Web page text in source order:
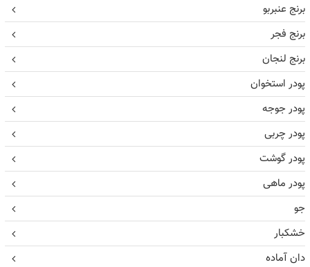
برنج عنبربو
برنج فجر
برنج لنجان
پودر استخوان
پودر جوجه
پودر چربی
پودر گوشت
پودر ماهی
جو
خشکبار
دان آماده